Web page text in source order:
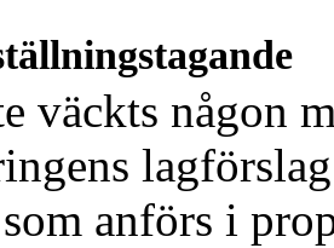
väckts någon
anförs i